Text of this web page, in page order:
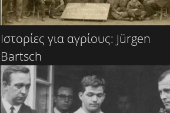
Ιστορίες για αγρίους: Jürgen
Bartsch